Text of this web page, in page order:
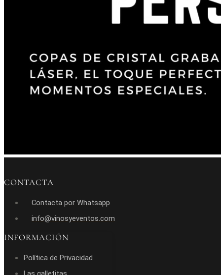
CONTACTA
Contacta por Whatsapp
info@vinosyeventos.com
INFORMACIÓN
Política de Privacidad